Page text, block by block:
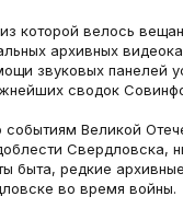
которой велось
архивных
звуковых панелей
сводок
Великой
Свердловска,
быта, редкие
во время войны.